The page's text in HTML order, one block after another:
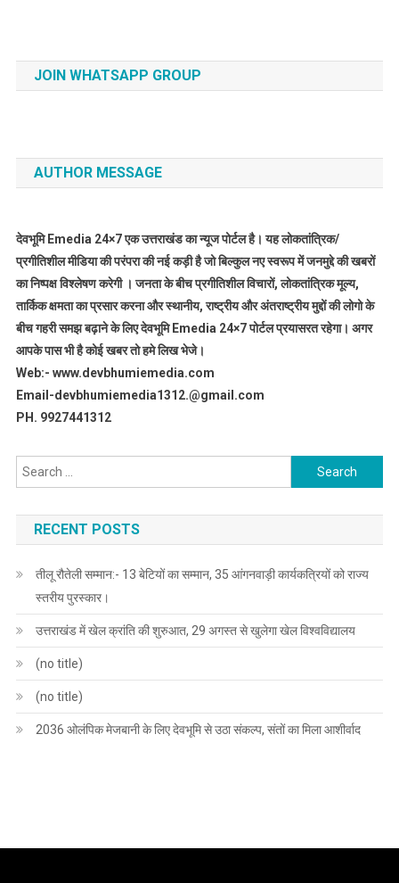
JOIN WHATSAPP GROUP
AUTHOR MESSAGE
देवभूमि Emedia 24×7 एक उत्तराखंड का न्यूज पोर्टल है। यह लोकतांत्रिक/
प्रगीतिशील मीडिया की परंपरा की नई कड़ी है जो बिल्कुल नए स्वरूप में जनमुद्दे की खबरों
का निष्पक्ष विश्लेषण करेगी । जनता के बीच प्रगीतिशील विचारों, लोकतांत्रिक मूल्य,
तार्किक क्षमता का प्रसार करना और स्थानीय, राष्ट्रीय और अंतराष्ट्रीय मुद्दों की लोगो के
बीच गहरी समझ बढ़ाने के लिए देवभूमि Emedia 24×7 पोर्टल प्रयासरत रहेगा। अगर
आपके पास भी है कोई खबर तो हमे लिख भेजे।
Web:- www.devbhumiemedia.com
Email-devbhumiemedia1312.@gmail.com
PH. 9927441312
Search
for:
RECENT POSTS
तीलू रौतेली सम्मान:- 13 बेटियों का सम्मान, 35 आंगनवाड़ी कार्यकत्रियों को राज्य
स्तरीय पुरस्कार।
उत्तराखंड में खेल क्रांति की शुरुआत, 29 अगस्त से खुलेगा खेल विश्वविद्यालय
(no title)
(no title)
2036 ओलंपिक मेजबानी के लिए देवभूमि से उठा संकल्प, संतों का मिला आशीर्वाद